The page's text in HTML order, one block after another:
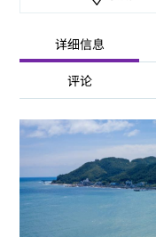
详细信息
评论